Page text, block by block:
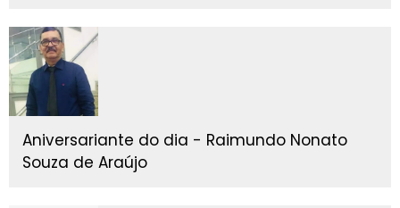
Aniversariante do dia - Raimundo Nonato
Souza de Araújo